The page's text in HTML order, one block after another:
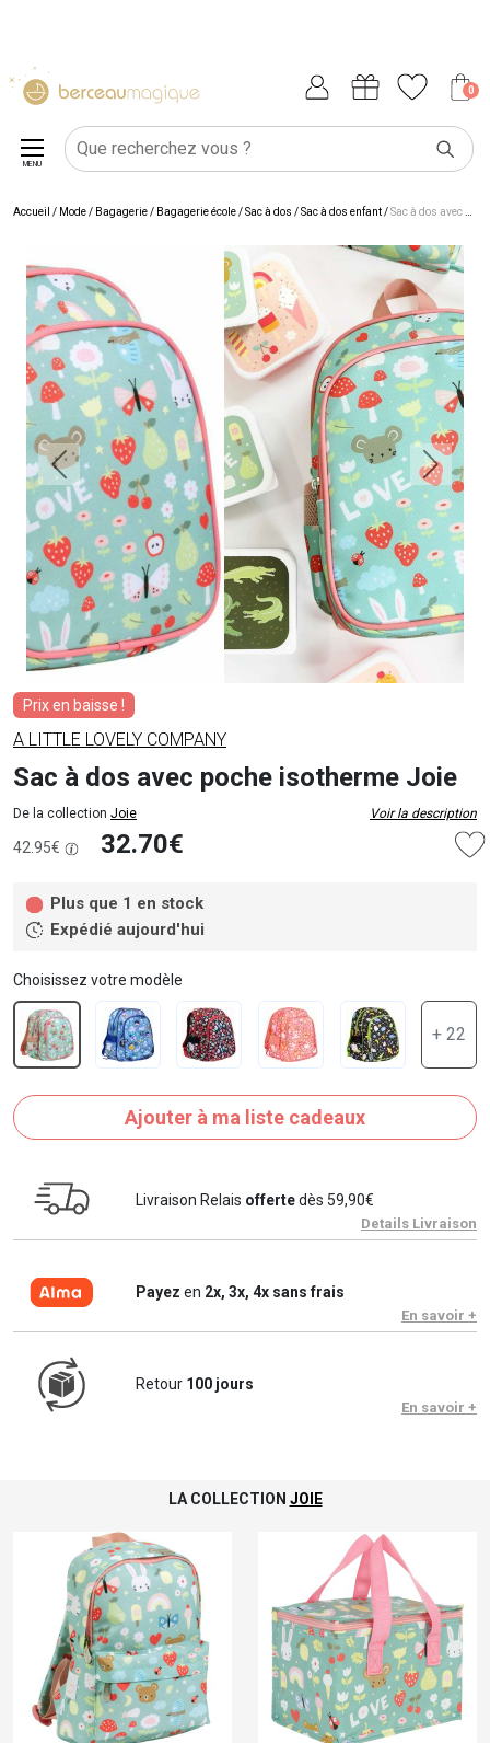
0
MENU
Accueil / Mode / Bagagerie/ Bagagerie école/Sac à dos /Sac à dos enfant/Sac à dos avec poche isotherme Joie
Prix en baisse !
A LITTLE LOVELY COMPANY
Sac à dos avec poche isotherme Joie
De la collection Joie Voir la description
42.95€ 32.70€
Plus que 1 en stock
Expédié aujourd'hui
Choisissez votre modèle
+ 22
Ajouter à ma liste cadeaux
Livraison Relais offertedès 59,90€
Details Livraison
Payez en 2x, 3x, 4x sans frais
En savoir +
Retour 100 jours
En savoir +
LA COLLECTION JOIE